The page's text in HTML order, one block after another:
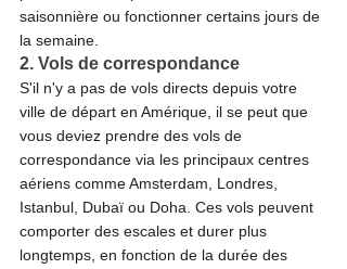
saisonnière ou fonctionner certains jours de
la semaine.
2. Vols de correspondance
S'il n'y a pas de vols directs depuis votre
ville de départ en Amérique, il se peut que
vous deviez prendre des vols de
correspondance via les principaux centres
aériens comme Amsterdam, Londres,
Istanbul, Dubaï ou Doha. Ces vols peuvent
comporter des escales et durer plus
longtemps, en fonction de la durée des